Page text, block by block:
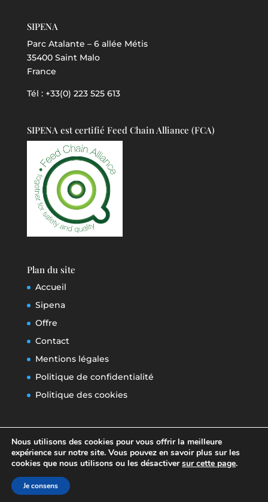
SIPENA
Parc Atalante – 6 allée Métis
35400 Saint Malo
France
Tél : +33(0) 223 525 613
SIPENA est certifié Feed Chain Alliance (FCA)
Plan du site
Accueil
Sipena
Offre
Contact
Mentions légales
Politique de confidentialité
Politique des cookies
© 2026
Nous utilisons des cookies pour vous offrir la meilleure
expérience sur notre site. Vous pouvez en savoir plus sur les
cookies que nous utilisons ou les désactiversur cette page.
Je consens